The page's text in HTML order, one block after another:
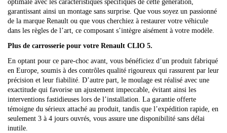
optimale avec les caractéristiques spécifiques de cette génération,
garantissant ainsi un montage sans surprise. Que vous soyez un passionné
de la marque Renault ou que vous cherchiez à restaurer votre véhicule
dans les règles de l’art, ce composant s’intègre aisément à votre modèle.
Plus de carrosserie pour votre Renault CLIO 5.
En optant pour ce pare-choc avant, vous bénéficiez d’un produit fabriqué
en Europe, soumis à des contrôles qualité rigoureux qui rassurent par leur
précision et leur fiabilité. D’autre part, le moulage est réalisé avec une
exactitude qui favorise un ajustement impeccable, évitant ainsi les
interventions fastidieuses lors de l’installation. La garantie offerte
témoigne du sérieux attaché au produit, tandis que l’expédition rapide, en
seulement 3 à 4 jours ouvrés, vous assure une disponibilité sans délai
inutile.